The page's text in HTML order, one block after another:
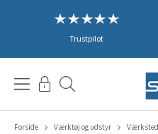
Trustpilot
Forside Værktøj og udstyr